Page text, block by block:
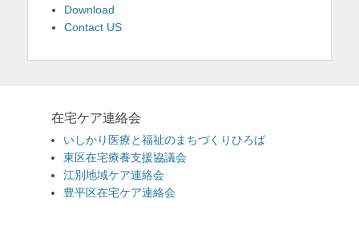
Download
Contact US
在宅ケア連絡会
いしかり医療と福祉のまちづくりひろば
東区在宅療養支援協議会
江別地域ケア連絡会
豊平区在宅ケア連絡会